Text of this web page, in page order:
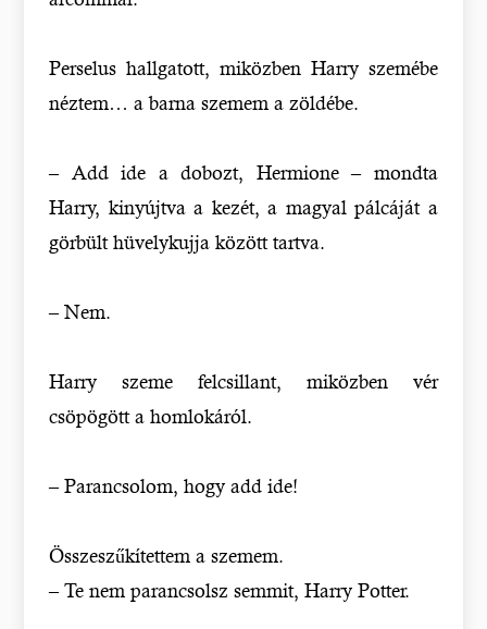
Perselus hallgatott, miközben Harry szemébe
néztem… a barna szemem a zöldébe.
– Add ide a dobozt, Hermione – mondta
Harry, kinyújtva a kezét, a magyal pálcáját a
görbült hüvelykujja között tartva.
– Nem.
Harry szeme felcsillant, miközben vér
csöpögött a homlokáról.
– Parancsolom, hogy add ide!
Összeszűkítettem a szemem.
– Te nem parancsolsz semmit, Harry Potter.